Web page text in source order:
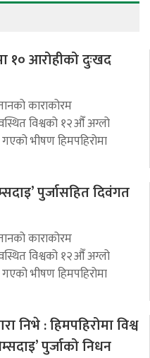
१० आरोहीको दुःखद
काराकोरम
विश्वको १२औँ अग्लो
गएको भीषण हिमपहिरोमा
पुर्जासहित दिवंगत
काराकोरम
विश्वको १२औँ अग्लो
गएको भीषण हिमपहिरोमा
निभे : हिमपहिरोमा विश्व
पुर्जाको निधन